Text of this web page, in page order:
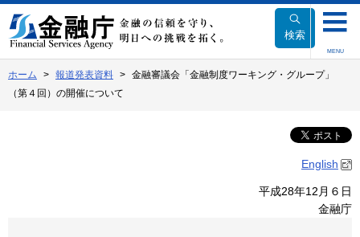
文
へ
動
検索
MENU
ホーム 報道発表資料
金融審議会「金融制度ワーキング・グループ」
（第４回）の開催について
English
平成28年12月６日
金融庁